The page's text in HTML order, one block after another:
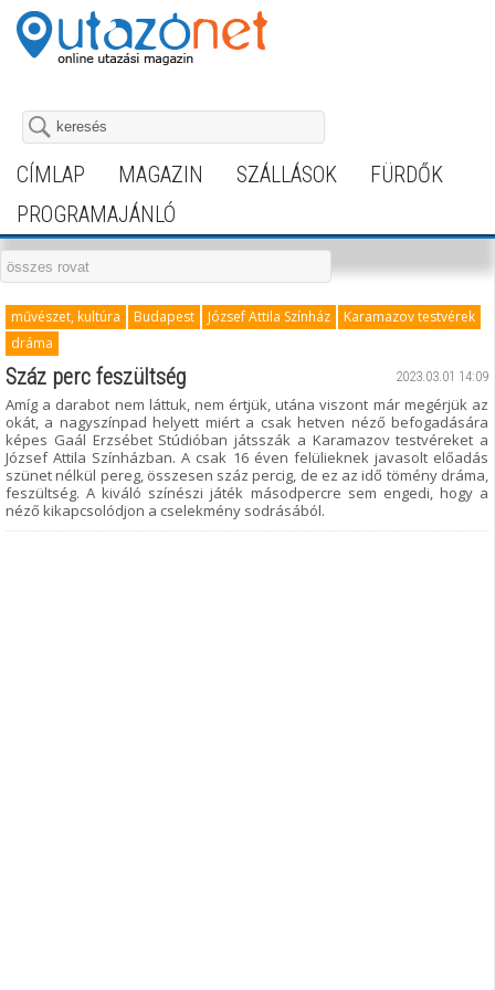
CÍMLAP MAGAZIN SZÁLLÁSOK
FÜRDŐK
PROGRAMAJÁNLÓ
művészet, kultúra Budapest József Attila Színház
Karamazov testvérek
dráma
2023.03.01 14:09
Száz perc feszültség
Amíg a darabot nem láttuk, nem értjük, utána viszont már megérjük az
okát, a nagyszínpad helyett miért a csak hetven néző befogadására
képes Gaál Erzsébet Stúdióban játsszák a Karamazov testvéreket a
József Attila Színházban. A csak 16 éven felülieknek javasolt előadás
szünet nélkül pereg, összesen száz percig, de ez az idő tömény dráma,
feszültség. A kiváló színészi játék másodpercre sem engedi, hogy a
néző kikapcsolódjon a cselekmény sodrásából.